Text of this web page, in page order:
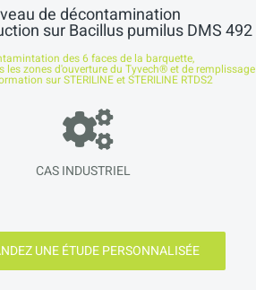
de décontamination
sur Bacillus pumilus DMS 492
des 6 faces de la barquette,
les zones d'ouverture du Tyvech® et de remplissage
surSTERILINE et STERILINE RTDS2
CAS INDUSTRIEL
UNE ÉTUDE PERSONNALISÉE